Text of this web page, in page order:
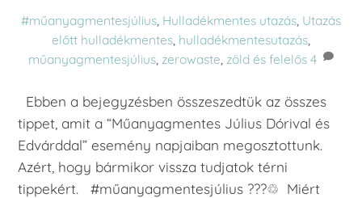
#műanyagmentesjúlius, Hulladékmentes utazás, Utazás
előtt hulladékmentes, hulladékmentesutazás,
műanyagmentesjúlius, zerowaste, zöld és felelős 4
Ebben a bejegyzésben összeszedtük az összes
tippet, amit a “Műanyagmentes Július Dórival és
Edvárddal” esemény napjaiban megosztottunk.
Azért, hogy bármikor vissza tudjatok térni
tippekért. #műanyagmentesjúlius ???♲ Miért